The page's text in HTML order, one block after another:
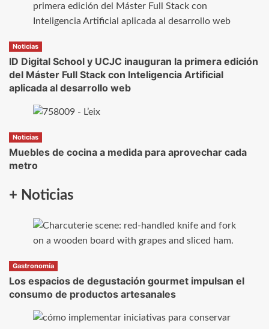
Noticias
ID Digital School y UCJC inauguran la primera edición
del Máster Full Stack con Inteligencia Artificial
aplicada al desarrollo web
Noticias
Muebles de cocina a medida para aprovechar cada
metro
+ Noticias
Gastronomía
Los espacios de degustación gourmet impulsan el
consumo de productos artesanales